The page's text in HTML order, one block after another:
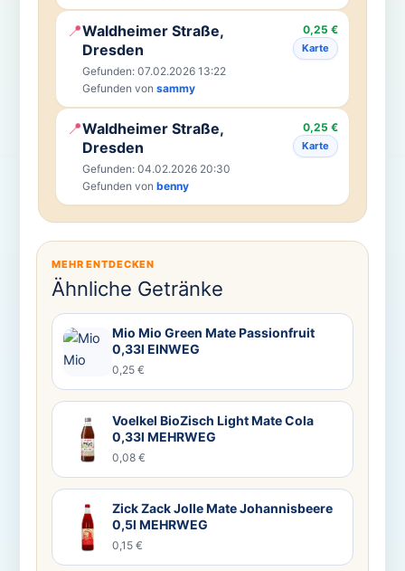
📍Waldheimer Straße,
Dresden
Gefunden: 07.02.2026 13:22
Gefunden von sammy
0,25 €
Karte
📍Waldheimer Straße,
Dresden
Gefunden: 04.02.2026 20:30
Gefunden von benny
0,25 €
Karte
MEHR ENTDECKEN
Ähnliche Getränke
Mio Mio Green Mate Passionfruit
0,33l EINWEG
0,25 €
Voelkel BioZisch Light Mate Cola
0,33l MEHRWEG
0,08 €
Zick Zack Jolle Mate Johannisbeere
0,5l MEHRWEG
0,15 €